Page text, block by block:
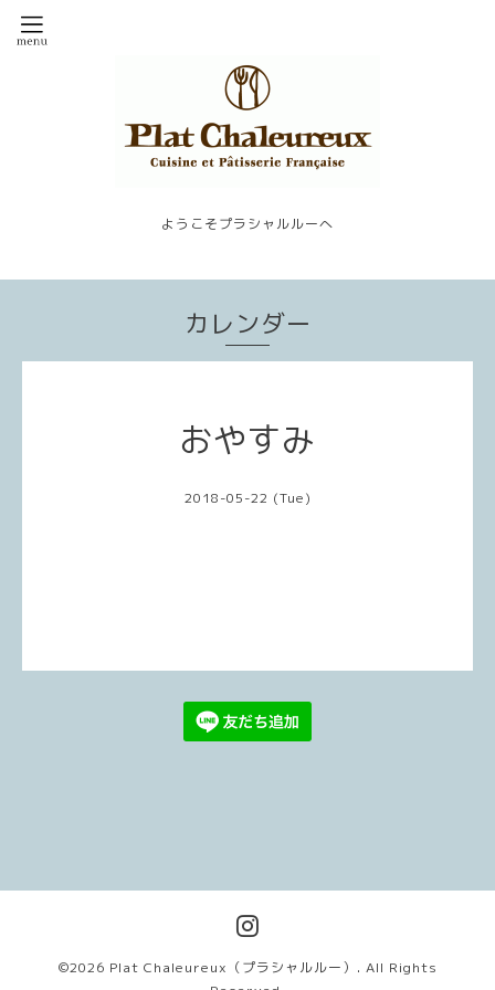
ようこそプラシャルルーへ
カレンダー
おやすみ
2018-05-22 (Tue)
©2026 Plat Chaleureux（プラシャルルー） . All Rights